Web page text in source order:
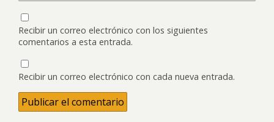
Recibir un correo electrónico con los siguientes
comentarios a esta entrada.
Recibir un correo electrónico con cada nueva entrada.